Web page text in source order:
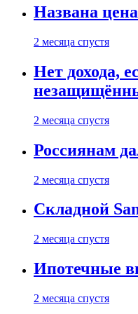
Названа
2 месяца спустя
Нет дохода,
2 месяца спустя
Россиянам
2 месяца спустя
Складной
2 месяца спустя
Ипотечные
2 месяца спустя